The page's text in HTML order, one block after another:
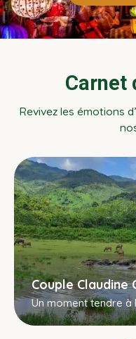
Carnet
Revivez les émotions
Couple Claudine
Un moment tendre à